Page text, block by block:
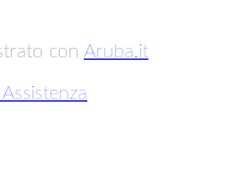
con Aruba.it